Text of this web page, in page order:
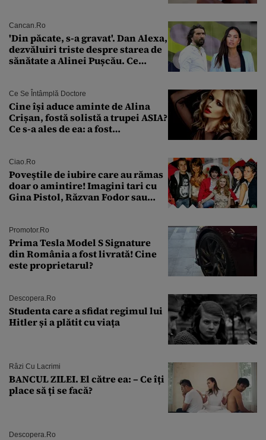
Cancan.ro
'Din păcate, s-a gravat'. Dan Alexa,
dezvăluiri triste despre starea de
sănătate a Alinei Pușcău. Ce
Ce Se Întâmplă Doctore
Cine își aduce aminte de Alina
Crișan, fostă solistă a trupei ASIA?
Ce s-a ales de ea: a fost
Ciao.ro
Poveştile de iubire care au rămas
doar o amintire! Imagini tari cu
Gina Pistol, Răzvan Fodor sau
Promotor.ro
Prima Tesla Model S Signature
din România a fost livrată! Cine
este proprietarul?
Descopera.ro
Studenta care a sfidat regimul lui
Hitler și a plătit cu viața
Râzi Cu Lacrimi
BANCUL ZILEI. El către ea: – Ce îți
place să ți se facă?
Descopera.ro